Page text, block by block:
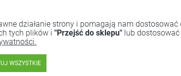
działanie strony i pomagają nam dostosować
tych plików i "Przejść do sklepu" lub
WSZYSTKIE